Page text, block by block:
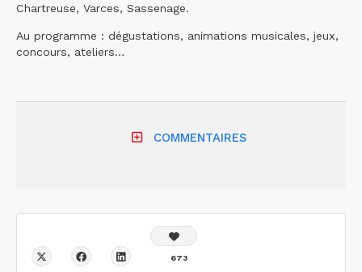
Chartreuse, Varces, Sassenage.
Au programme : dégustations, animations musicales, jeux,
concours, ateliers…
COMMENTAIRES
673